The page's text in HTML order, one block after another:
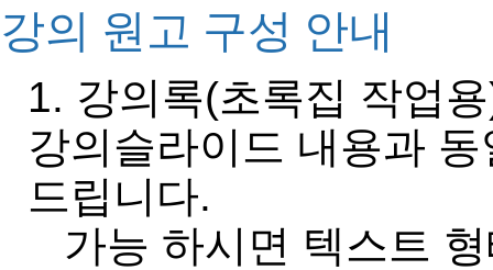
강의 원고 구성 안내
1. 강의록(초록집 작업
강의슬라이드 내용과
드립니다.
가능 하시면 텍스트